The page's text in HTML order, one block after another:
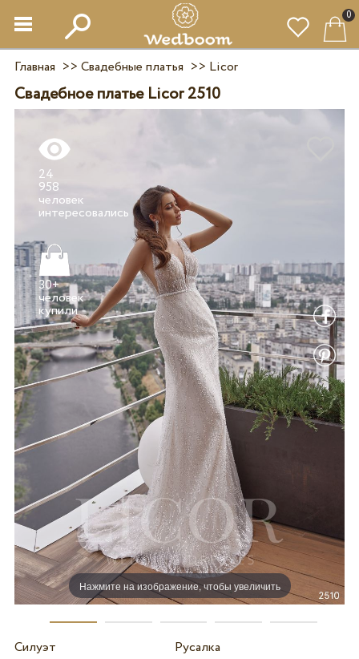
0
Главная >> Свадебные платья >> Licor
Свадебное платье Licor 2510
Нажмите на изображение, чтобы увеличить
24
958
человек
30+
человек
купили
Силуэт
Русалка